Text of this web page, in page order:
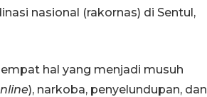
nasional (rakornas) di Sentul,
hal yang menjadi musuh
), narkoba, penyelundupan, dan